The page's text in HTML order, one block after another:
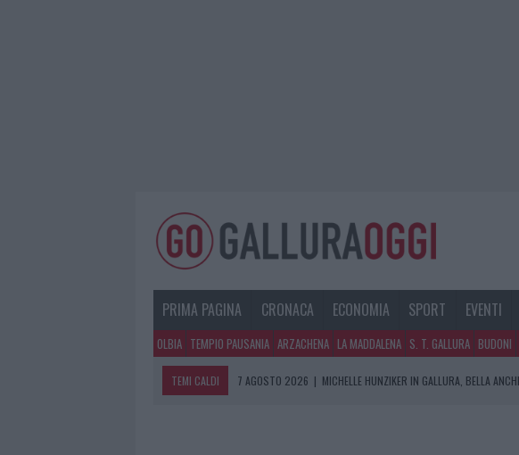
PRIMA PAGINA CRONACA ECONOMIA SPORT EVENTI
OLBIA TEMPIO PAUSANIA ARZACHENA LA MADDALENA S. T. GALLURA BUDONI
TEMI CALDI 7 AGOSTO 2026 | MICHELLE HUNZIKER IN GALLURA, BELLA